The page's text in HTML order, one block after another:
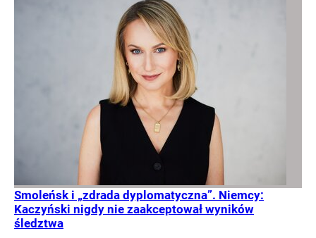
Smoleńsk i „zdrada dyplomatyczna”. Niemcy:
Kaczyński nigdy nie zaakceptował wyników
śledztwa